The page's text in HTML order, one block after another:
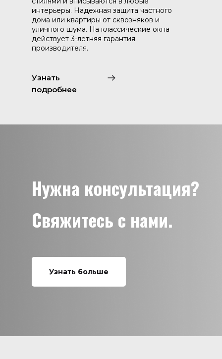
Узнать
подробнее
интерьеры. Надежная защита частного
дома или квартиры от сквозняков и
уличного шума. На классические окна
действует 3-летняя гарантия
производителя.
Нужна консультация?
Свяжитесь с нами.
Узнать больше